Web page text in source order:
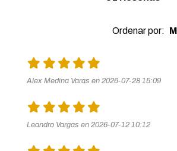
Ordenar por:
Alex Medina Varas en 2026-07-28 15:09
Leandro Vargas en 2026-07-12 10:12